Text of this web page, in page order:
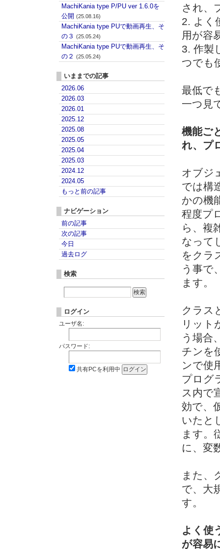
され、
2. よく
用が容
3. 作製
つでも
最低で
一つ見
機能ご
れ、プ
オブジ
では構
かの機
程度プ
ら、複
なって
をクラ
う事で
ます。
クラス
リット
う場合
チンを
ンで使
プログ
ス内で
効で、
いたと
ます。
に、変
また、
で、大
す。
よく使
が容易
MachiKania type P/PU ver 1.6.0を
公開 (25.08.16)
MachiKania type PUで動画再生、そ
の３ (25.05.24)
MachiKania type PUで動画再生、そ
の２ (25.05.24)
いままでの記事
2026.06
2026.03
2026.01
2025.12
2025.08
2025.05
2025.04
2025.03
2024.12
2024.05
もっと前の記事
ナビゲーション
前の記事
次の記事
今日
過去ログ
検索
ログイン
ユーザ名:
パスワード:
共有PCを利用中